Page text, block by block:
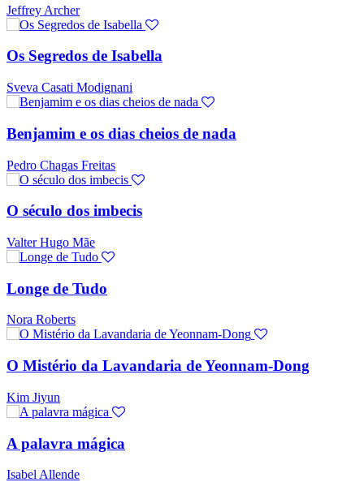
Jeffrey Archer
Os Segredos de Isabella
Sveva Casati Modignani
Benjamim e os dias cheios de nada
Pedro Chagas Freitas
O século dos imbecis
Valter Hugo Mãe
Longe de Tudo
Nora Roberts
O Mistério da Lavandaria de Yeonnam-Dong
Kim Jiyun
A palavra mágica
Isabel Allende